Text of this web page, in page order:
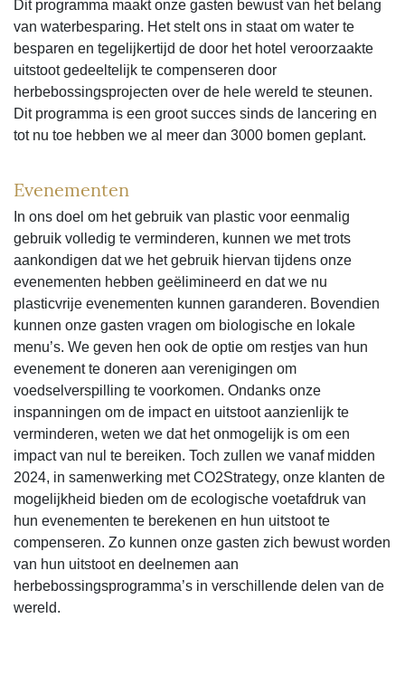
Dit programma maakt onze gasten bewust van het belang
van waterbesparing. Het stelt ons in staat om water te
besparen en tegelijkertijd de door het hotel veroorzaakte
uitstoot gedeeltelijk te compenseren door
herbebossingsprojecten over de hele wereld te steunen.
Dit programma is een groot succes sinds de lancering en
tot nu toe hebben we al meer dan 3000 bomen geplant.
Evenementen
In ons doel om het gebruik van plastic voor eenmalig
gebruik volledig te verminderen, kunnen we met trots
aankondigen dat we het gebruik hiervan tijdens onze
evenementen hebben geëlimineerd en dat we nu
plasticvrije evenementen kunnen garanderen. Bovendien
kunnen onze gasten vragen om biologische en lokale
menu’s. We geven hen ook de optie om restjes van hun
evenement te doneren aan verenigingen om
voedselverspilling te voorkomen. Ondanks onze
inspanningen om de impact en uitstoot aanzienlijk te
verminderen, weten we dat het onmogelijk is om een
impact van nul te bereiken. Toch zullen we vanaf midden
2024, in samenwerking met CO2Strategy, onze klanten de
mogelijkheid bieden om de ecologische voetafdruk van
hun evenementen te berekenen en hun uitstoot te
compenseren. Zo kunnen onze gasten zich bewust worden
van hun uitstoot en deelnemen aan
herbebossingsprogramma’s in verschillende delen van de
wereld.